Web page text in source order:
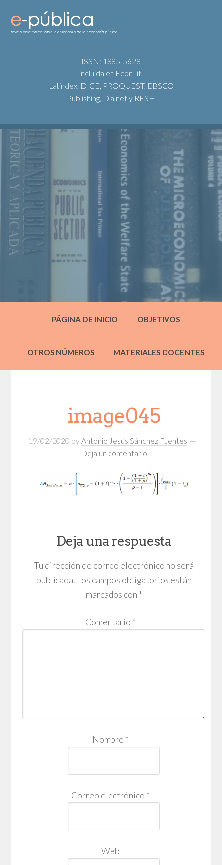
ISSN: 1885-5628
incluida en EconLit,
Latindex, DICE, PROQUEST, EBSCO
Publishing, Dialnet y RESH
PÁGINA DE INICIO OBJETIVOS
OTROS NÚMEROS MATERIALES DOCENTES
image045
19/02/2020 by Antonio Jesús Sánchez Fuentes
Deja un comentario
Deja una respuesta
Tu dirección de correo electrónico no será
publicada. Los campos obligatorios están
marcados con *
Comentario *
Nombre *
Correo electrónico *
Web